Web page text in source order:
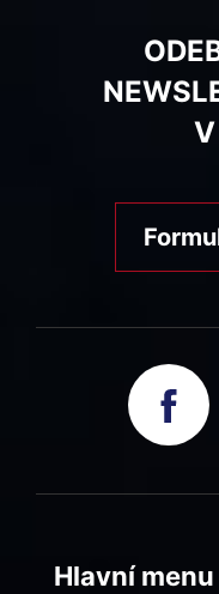
Hlavní menu